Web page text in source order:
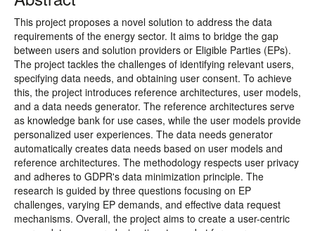
This project proposes a novel solution to address the data
requirements of the energy sector. It aims to bridge the gap
between users and solution providers or Eligible Parties (EPs).
The project tackles the challenges of identifying relevant users,
specifying data needs, and obtaining user consent. To achieve
this, the project introduces reference architectures, user models,
and a data needs generator. The reference architectures serve
as knowledge bank for use cases, while the user models provide
personalized user experiences. The data needs generator
automatically creates data needs based on user models and
reference architectures. The methodology respects user privacy
and adheres to GDPR's data minimization principle. The
research is guided by three questions focusing on EP
challenges, varying EP demands, and effective data request
mechanisms. Overall, the project aims to create a user-centric